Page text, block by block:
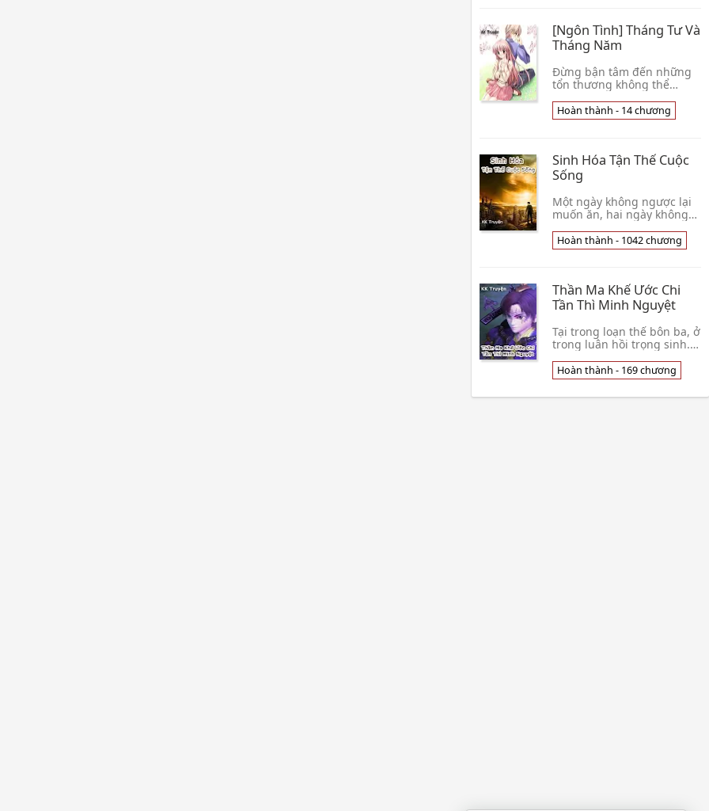
ngươi chưa từng thấy Trân
Phẩm! Người có thân phận
chuẩn bị.Đây chính là một
người được Xuyên Việt Vị
Diện Pháp Bảo, từ mà trải
qua Vạ
[Ngôn Tình] Tháng Tư Và
Tháng Năm
Đừng bận tâm đến những
tổn thương không thể
yêu.Mỗi người là một thế
giới.Nhưng của bạn không
tình yêu chứ?“.…Ban đầu,
cô nghĩ
Hoàn thành - 14 chương
Sinh Hóa Tận Thế Cuộc
Sống
Một ngày không ngược lại
muốn ăn, hai ngày không
ngày không ngược lại
muốn ở, xe nhỏ không ngã
phúc. Sinh hóa nguy cơ
tiến đến,
Hoàn thành - 1042 chương
Thần Ma Khế Ước Chi
Tần Thì Minh Nguyệt
Tại trong loạn thế bôn ba, ở
trong luân hồi trọng sinh.
cái chưa từng có xuyên việt.
Hắn, một cái trọng nghĩa
khí, kiên cường bất khuất
Hoàn thành - 169 chương